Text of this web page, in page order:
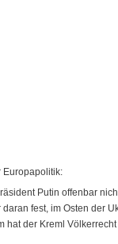
Europapolitik:
Putin offenbar
fest, im Osten der
der Kreml